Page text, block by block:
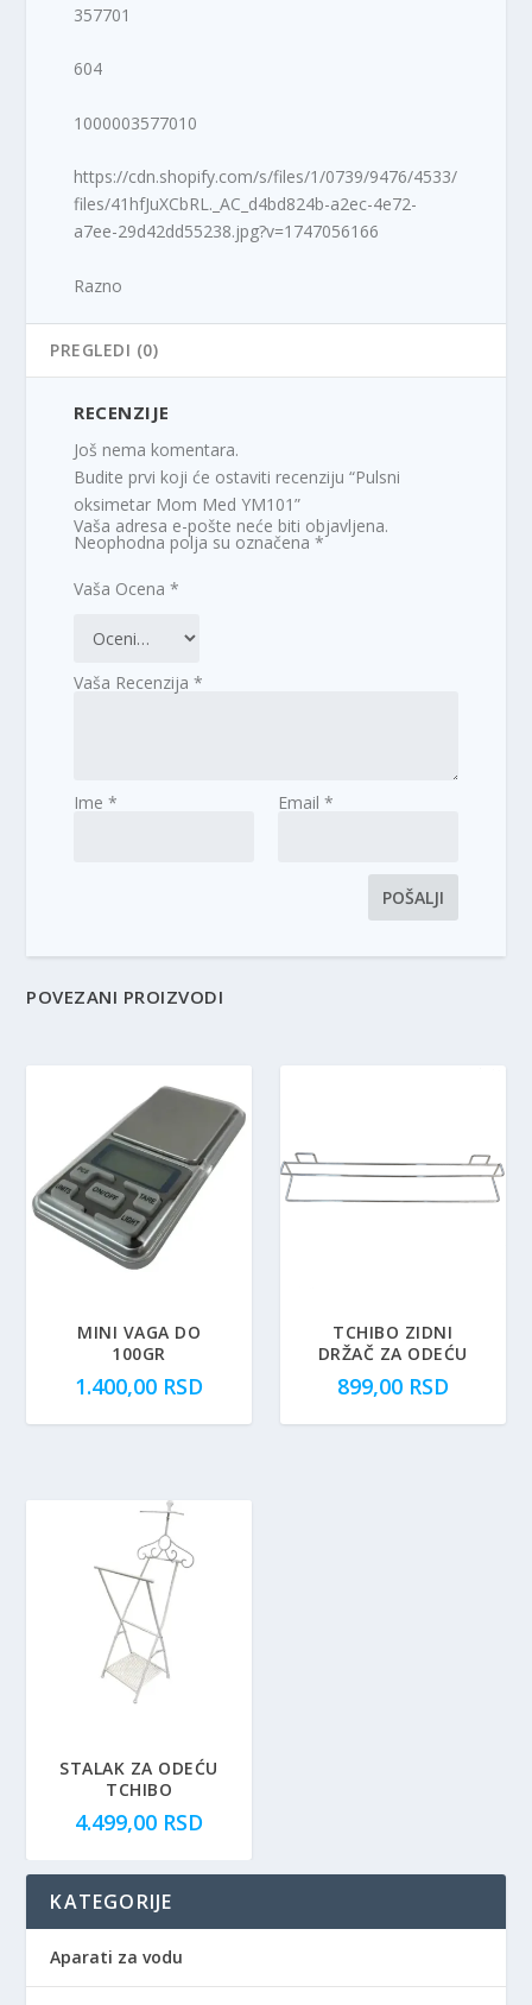
357701
604
1000003577010
https://cdn.shopify.com/s/files/1/0739/9476/4533/
files/41hfJuXCbRL._AC_d4bd824b-a2ec-4e72-
a7ee-29d42dd55238.jpg?v=1747056166
Razno
PREGLEDI (0)
RECENZIJE
Još nema komentara.
Budite prvi koji će ostaviti recenziju “Pulsni
oksimetar Mom Med YM101”
Vaša adresa e-pošte neće biti objavljena.
Neophodna polja su označena*
Vaša Ocena*
Vaša Recenzija*
Ime* Email *
POVEZANI PROIZVODI
MINI VAGA DO
100GR
1.400,00 RSD
TCHIBO ZIDNI
DRŽAČ ZA ODEĆU
899,00 RSD
STALAK ZA ODEĆU
TCHIBO
4.499,00 RSD
KATEGORIJE
Aparati za vodu